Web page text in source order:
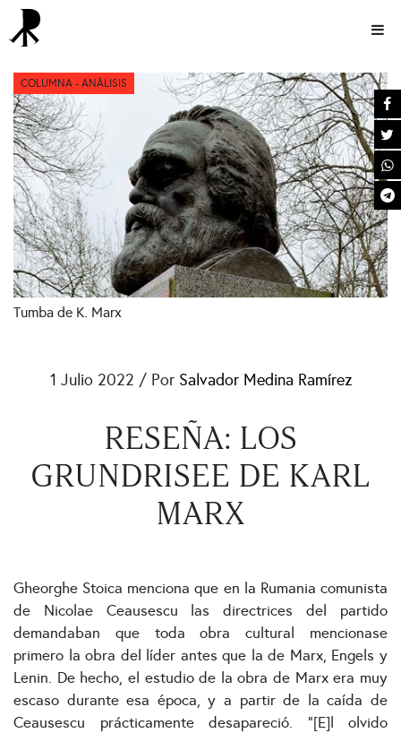
COLUMNA
COLUMNA - ANÁLISIS
Tumba de K. Marx
1 Julio 2022 / Por Salvador Medina Ramírez
RESEÑA: LOS
GRUNDRISEE DE KARL
MARX
Gheorghe Stoica menciona que en la Rumania comunista
de Nicolae Ceausescu las directrices del partido
demandaban que toda obra cultural mencionase
primero la obra del líder antes que la de Marx, Engels y
Lenin. De hecho, el estudio de la obra de Marx era muy
escaso durante esa época, y a partir de la caída de
Ceausescu prácticamente desapareció. “[E]l olvido